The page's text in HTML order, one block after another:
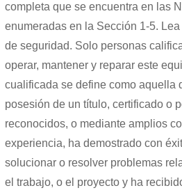
completa que se encuentra en las
enumeradas en la Sección 1-5.
de seguridad. Solo personas
operar, mantener y reparar este
cualificada se define como aquella
posesión de un título, certificado o
reconocidos, o mediante amplios
experiencia, ha demostrado con
solucionar o resolver problemas
el trabajo, o el proyecto y ha